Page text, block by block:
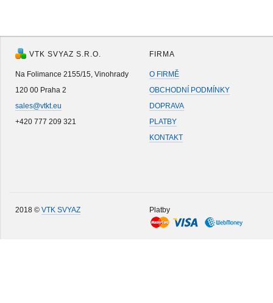
VTK SVYAZ S.R.O.
Na Folimance 2155/15, Vinohrady
120 00 Praha 2
sales@vtkt.eu
+420 777 209 321
FIRMA
O FIRMĚ
OBCHODNÍ PODMÍNKY
DOPRAVA
PLATBY
KONTAKT
2018 © VTK SVYAZ Platby